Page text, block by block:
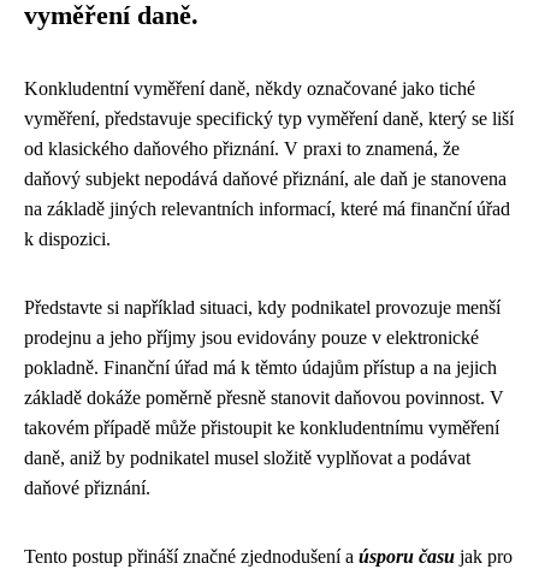
vyměření daně.
Konkludentní vyměření daně, někdy označované jako tiché
vyměření, představuje specifický typ vyměření daně, který se liší
od klasického daňového přiznání. V praxi to znamená, že
daňový subjekt nepodává daňové přiznání, ale daň je stanovena
na základě jiných relevantních informací, které má finanční úřad
k dispozici.
Představte si například situaci, kdy podnikatel provozuje menší
prodejnu a jeho příjmy jsou evidovány pouze v elektronické
pokladně. Finanční úřad má k těmto údajům přístup a na jejich
základě dokáže poměrně přesně stanovit daňovou povinnost. V
takovém případě může přistoupit ke konkludentnímu vyměření
daně, aniž by podnikatel musel složitě vyplňovat a podávat
daňové přiznání.
Tento postup přináší značné zjednodušení a úsporu času jak pro